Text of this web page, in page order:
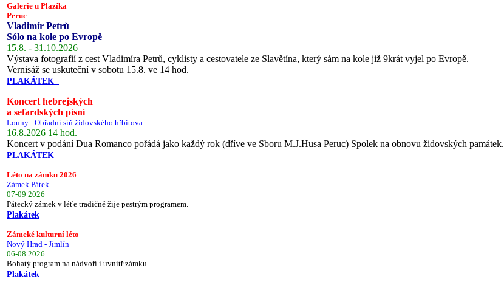
Galerie u Plazíka
Peruc
Vladimír Petrů
Sólo na kole po Evropě
15.8. - 31.10.2026
Výstava fotografií z cest Vladimíra Petrů, cyklisty a cestovatele ze Slavětína, který sám na kole již 9krát vyjel po Evropě.
Vernisáž se uskuteční v sobotu 15.8. ve 14 hod.
PLAKÁTEK
Koncert hebrejských
a sefardských písní
Louny - Obřadní síň židovského hřbitova
16.8.2026 14 hod.
Koncert v podání Dua Romanco pořádá jako každý rok (dříve ve Sboru M.J.Husa Peruc) Spolek na obnovu židovských památek.
PLAKÁTEK
Léto na zámku 2026
Zámek Pátek
07-09 2026
Pátecký zámek v léťe tradičně žije pestrým programem.
Plakátek
Zámeké kulturní léto
Nový Hrad - Jimlín
06-08 2026
Bohatý program na nádvoří i uvnitř zámku.
Plakátek